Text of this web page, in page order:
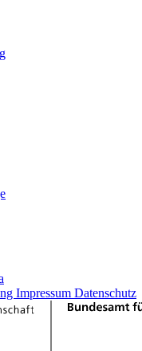
Impressum Datenschutz